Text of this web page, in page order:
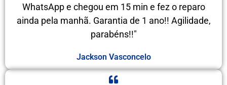
WhatsApp e chegou em 15 min e fez o reparo
ainda pela manhã. Garantia de 1 ano!! Agilidade,
parabéns!!"
Jackson Vasconcelo